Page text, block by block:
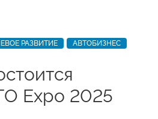
РАЗВИТИЕ АВТОБИЗНЕС
Expo 2025